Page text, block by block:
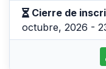
Cierre de
octubre, 2026 -